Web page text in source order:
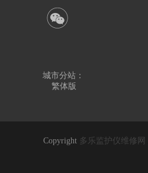
城市分站：
繁体版
Copyright 多乐监护仪维修网